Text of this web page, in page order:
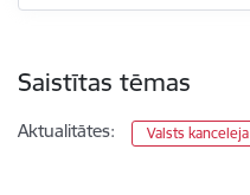
Saistītas tēmas
Aktualitātes: Valsts kanceleja